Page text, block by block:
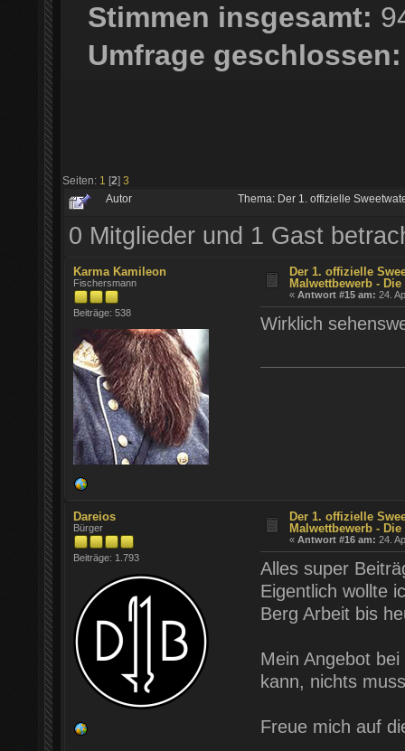
Stimmen insgesamt:
Umfrage geschlossen:
Seiten: 1 [2] 3
Autor Thema: Der 1. offizielle
0 Mitglieder und 1 Gast
Karma Kamileon
Fischersmann
Beiträge: 538
Der 1. offizielle
Malwettbewerb -
«Antwort #15 am: 24.
Wirklich
Dareios
Bürger
Beiträge: 1.793
Der 1. offizielle
Malwettbewerb -
«Antwort #16 am: 24.
Alles super
Eigentlich wollte
Berg Arbeit bis
Mein Angebot
kann, nichts
Freue mich auf